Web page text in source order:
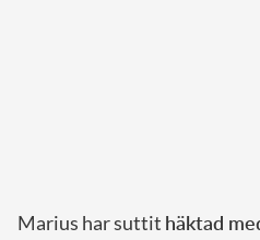
Marius har suttit häktad